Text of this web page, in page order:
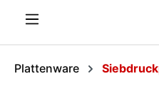
Plattenware